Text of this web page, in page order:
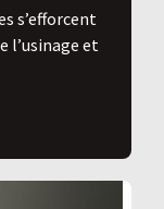
s’efforcent
l’usinage et